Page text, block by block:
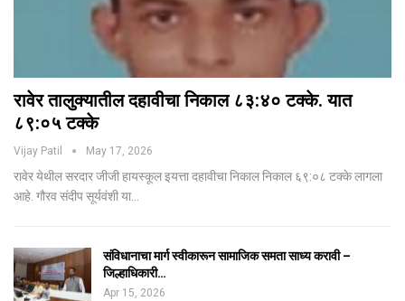
रावेर तालुक्यातील दहावीचा निकाल ८३:४० टक्के. यात
८९:०५ टक्के
Vijay Patil May 17, 2026
रावेर येथील सरदार जीजी हायस्कूल इयत्ता दहावीचा निकाल निकाल ६९:०८ टक्के लागला
आहे. गौरव संदीप सूर्यवंशी या…
संविधानाचा मार्ग स्वीकारून सामाजिक समता साध्य करावी –
जिल्हाधिकारी…
Apr 15, 2026